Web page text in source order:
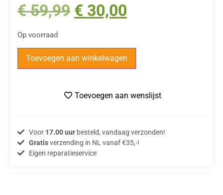
€59,99 € 30,00
Op voorraad
Toevoegen aan winkelwagen
Toevoegen aan wenslijst
Voor 17.00 uurbesteld, vandaag verzonden!
Gratisverzending in NL vanaf €35,-!
Eigen reparatieservice